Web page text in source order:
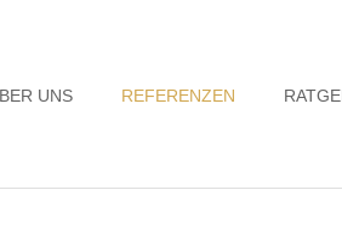
UNS REFERENZEN